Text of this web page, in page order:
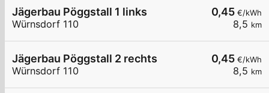
0,45 €/kWh
8,5 km
Jägerbau Pöggstall 1 links
Würnsdorf 110
0,45 €/kWh
8,5 km
Jägerbau Pöggstall 2 rechts
Würnsdorf 110